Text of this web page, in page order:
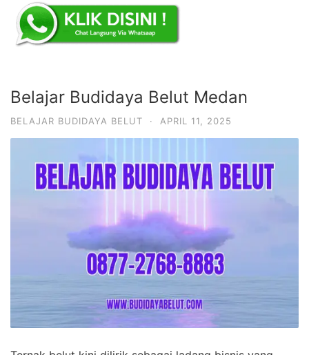
Belajar Budidaya Belut Medan
BELAJAR BUDIDAYA BELUT · APRIL 11, 2025